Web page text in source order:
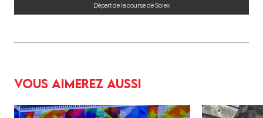
Départ de la course de Solex
Vous aimerez aussi